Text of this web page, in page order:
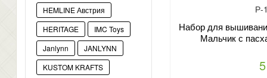
HEMLINE Австрия
HERITAGE
IMC Toys
Janlynn
JANLYNN
KUSTOM KRAFTS
Р-
Набор для
Мальчик с